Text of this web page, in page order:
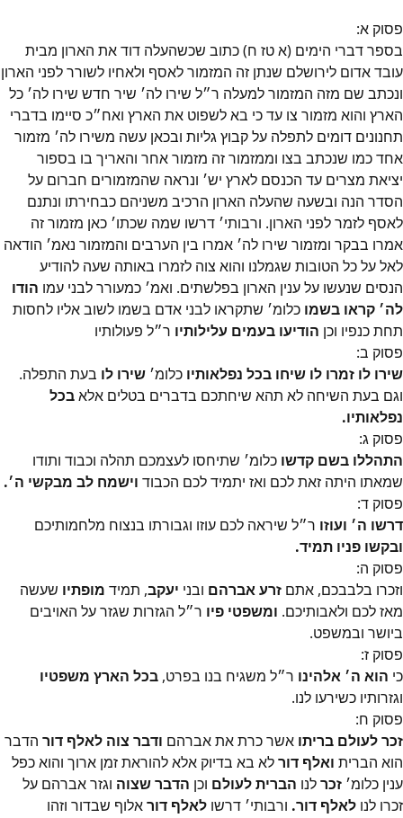
פסוק א:
בספר דברי הימים (א טז ח) כתוב שכשהעלה דוד את הארון מבית
עובד אדום לירושלם שנתן זה המזמור לאסף ולאחיו לשורר לפני הארון
ונכתב שם מזה המזמור למעלה ר״ל שירו לה׳ שיר חדש שירו לה׳ כל
הארץ והוא מזמור צו עד כי בא לשפוט את הארץ ואח״כ סיימו בדברי
תחנונים דומים לתפלה על קבוץ גליות ובכאן עשה משירו לה׳ מזמור
אחד כמו שנכתב בצו וממזמור זה מזמור אחר והאריך בו בספור
יציאת מצרים עד הכנסם לארץ יש׳ ונראה שהמזמורים חברום על
הסדר הנה ובשעה שהעלה הארון הרכיב משניהם כבחירתו ונתנם
לאסף לזמר לפני הארון. ורבותי׳ דרשו שמה שכתו׳ כאן מזמור זה
אמרו בבקר ומזמור שירו לה׳ אמרו בין הערבים והמזמור נאמ׳ הודאה
לאל על כל הטובות שגמלנו והוא צוה לזמרו באותה שעה להודיע
הנסים שנעשו על ענין הארון בפלשתים. ואמ׳ כמעורר לבני עמו הודו
לה׳ קראו בשמו כלומ׳ שתקראו לבני אדם בשמו לשוב אליו לחסות
תחת כנפיו וכן הודיעו בעמים עלילותיו ר״ל פעולותיו
פסוק ב:
שירו לו זמרו לו שיחו בכל נפלאותיו כלומ׳ שירו לו בעת התפלה.
וגם בעת השיחה לא תהא שיחתכם בדברים בטלים אלאבכל
נפלאותיו.
פסוק ג:
התהללו בשם קדשו כלומ׳ שתיחסו לעצמכם תהלה וכבוד ותודו
שמאתו היתה זאת לכם ואז יתמיד לכם הכבוד וישמח לב מבקשי ה׳.
פסוק ד:
דרשו ה׳ ועוזו ר״ל שיראה לכם עוזו וגבורתו בנצוח מלחמותיכם
ובקשו פניו תמיד.
פסוק ה:
וזכרו בלבבכם, אתם זרע אברהם ובני יעקב, תמיד מופתיו שעשה
מאז לכם ולאבותיכם. ומשפטי פיו ר״ל הגזרות שגזר על האויבים
ביושר ובמשפט.
פסוק ז:
כי הוא ה׳ אלהינו ר״ל משגיח בנו בפרט, בכל הארץ משפטיו
וגזרותיו כשירעו לנו.
פסוק ח:
זכר לעולם בריתו אשר כרת את אברהם ודבר צוה לאלף דור הדבר
הוא הברית ואלף דורלא בא בדיוק אלא להוראת זמן ארוך והוא כפל
ענין כלומ׳ זכרלנו הברית לעולם וכן הדבר שצוה וגזר אברהם על
זכרו לנו לאלף דור. ורבותי׳ דרשו לאלף דוראלוף שבדור וזהו